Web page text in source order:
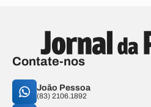
Contate-nos
João Pessoa
(83) 2106.1892